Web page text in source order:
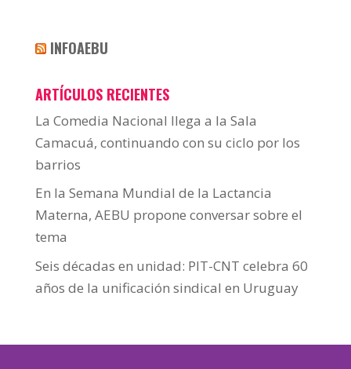
INFOAEBU
ARTÍCULOS RECIENTES
La Comedia Nacional llega a la Sala
Camacuá, continuando con su ciclo por los
barrios
En la Semana Mundial de la Lactancia
Materna, AEBU propone conversar sobre el
tema
Seis décadas en unidad: PIT-CNT celebra 60
años de la unificación sindical en Uruguay